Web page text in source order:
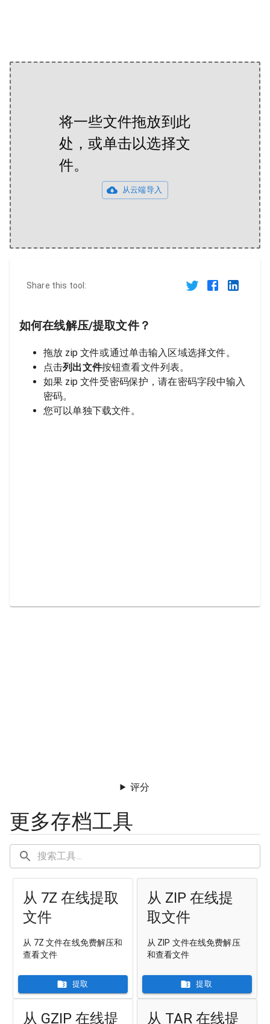
将一些文件拖放到此
处，或单击以选择文
件。
从云端导入
Share this tool:
如何在线解压/提取文件？
拖放 zip 文件或通过单击输入区域选择文件。
点击列出文件按钮查看文件列表。
如果 zip 文件受密码保护，请在密码字段中输入
密码。
您可以单独下载文件。
评分
更多存档工具
从 7Z 在线提取
文件
从 7Z 文件在线免费解压和
查看文件
提取
从 ZIP 在线提
取文件
从 ZIP 文件在线免费解压
和查看文件
提取
从 GZIP 在线提 从 TAR 在线提